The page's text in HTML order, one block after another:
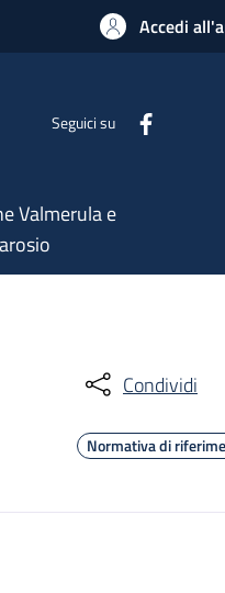
Accedi
Seguici su
Valmerula e
Condividi
Normativa di